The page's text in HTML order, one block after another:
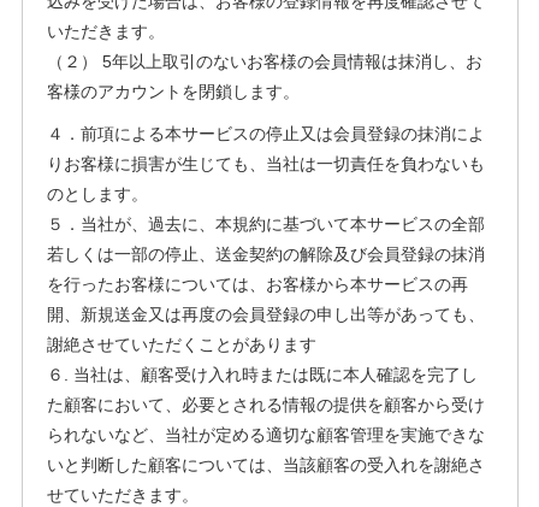
いただきます。
（２） 5年以上取引のないお客様の会員情報は抹消し、お
客様のアカウントを閉鎖します。
４．前項による本サービスの停止又は会員登録の抹消によ
りお客様に損害が生じても、当社は一切責任を負わないも
のとします。
５．当社が、過去に、本規約に基づいて本サービスの全部
若しくは一部の停止、送金契約の解除及び会員登録の抹消
を行ったお客様については、お客様から本サービスの再
開、新規送金又は再度の会員登録の申し出等があっても、
謝絶させていただくことがあります
６. 当社は、顧客受け入れ時または既に本人確認を完了し
た顧客において、必要とされる情報の提供を顧客から受け
られないなど、当社が定める適切な顧客管理を実施できな
いと判断した顧客については、当該顧客の受入れを謝絶さ
せていただきます。